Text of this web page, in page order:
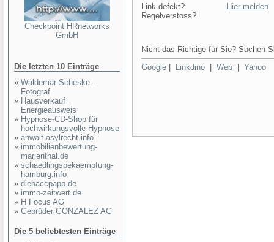
Checkpoint HRnetworks
GmbH
Die letzten 10 Einträge
» Waldemar Scheske -
Fotograf
» Hausverkauf
Energieausweis
» Hypnose-CD-Shop für
hochwirkungsvolle Hypnose
» anwalt-asylrecht.info
» immobilienbewertung-
marienthal.de
» schaedlingsbekaempfung-
hamburg.info
» diehaccpapp.de
» immo-zeitwert.de
» H Focus AG
» Gebrüder GONZALEZ AG
Die 5 beliebtesten Einträge
Link defekt?
Regelverstoss?
Hier melden
Nicht das Richtige für Sie? Suchen
Google
Linkdino Web Yahoo